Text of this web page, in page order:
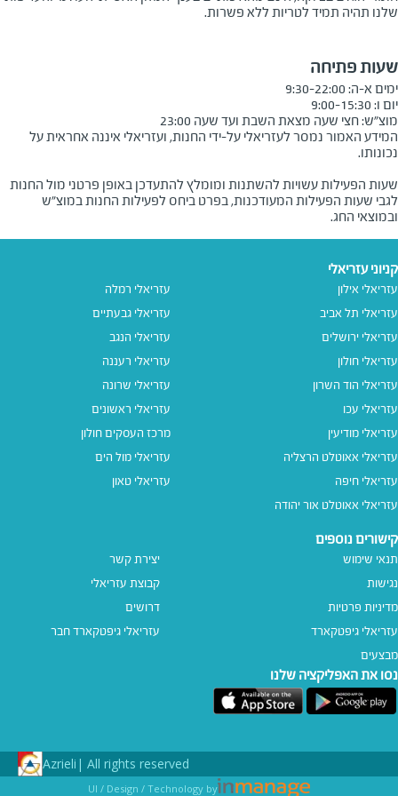
שלנו תהיה תמיד לטריות ללא פשרות.
שעות פתיחה
מוצ״ש: חצי שעה מצאת השבת ועד שעה 23:00
המידע האמור נמסר לעזריאלי על-ידי החנות, ועזריאלי איננה אחראית על
שעות הפעילות עשויות להשתנות ומומלץ להתעדכן באופן פרטני מול החנות
לגבי שעות הפעילות המעודכנות, בפרט ביחס לפעילות החנות במוצ"ש
ובמוצאי החג.
קניוני עזריאלי
עזריאלי אילון
עזריאלי תל אביב
עזריאלי ירושלים
עזריאלי חולון
עזריאלי הוד השרון
עזריאלי עכו
עזריאלי מודיעין
עזריאלי אאוטלט הרצליה
עזריאלי חיפה
עזריאלי אאוטלט אור יהודה
עזריאלי רמלה
עזריאלי גבעתיים
עזריאלי הנגב
עזריאלי רעננה
עזריאלי שרונה
עזריאלי ראשונים
מרכז העסקים חולון
עזריאלי מול הים
עזריאלי טאון
קישורים נוספים
תנאי שימוש
נגישות
מדיניות פרטיות
עזריאלי גיפטקארד
מבצעים
יצירת קשר
קבוצת עזריאלי
דרושים
עזריאלי גיפטקארד חבר‎
נסו את האפליקציה שלנו
All rights reserved |
Azrieli
UI / Design / Technology by